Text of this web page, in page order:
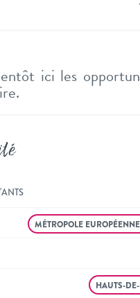
ici les
MÉTROPOLE
HAUTS-